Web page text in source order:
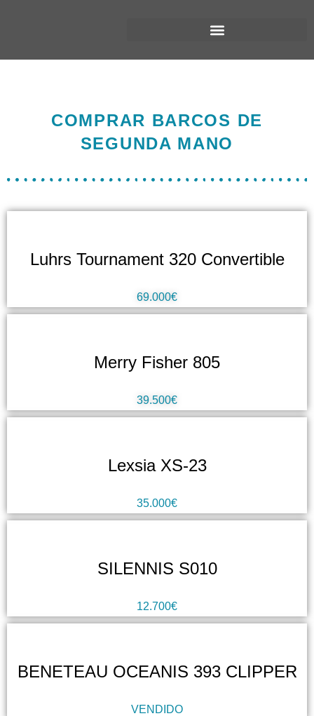
COMPRAR BARCOS DE
SEGUNDA MANO
Luhrs Tournament 320 Convertible
69.000€
Merry Fisher 805
39.500€
Lexsia XS-23
35.000€
SILENNIS S010
12.700€
BENETEAU OCEANIS 393 CLIPPER
VENDIDO